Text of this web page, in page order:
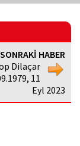
SONRAKİ HABER
Dilaçar
11
Eyl 2023